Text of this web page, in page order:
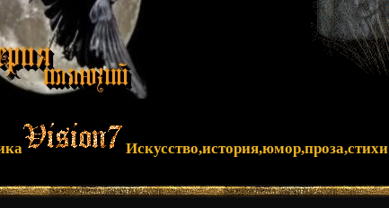
Искусство,история,юмор,проза,стихи